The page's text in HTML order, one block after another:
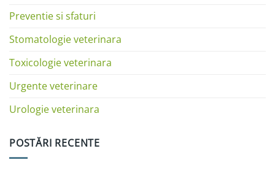
Preventie si sfaturi
Stomatologie veterinara
Toxicologie veterinara
Urgente veterinare
Urologie veterinara
POSTĂRI RECENTE